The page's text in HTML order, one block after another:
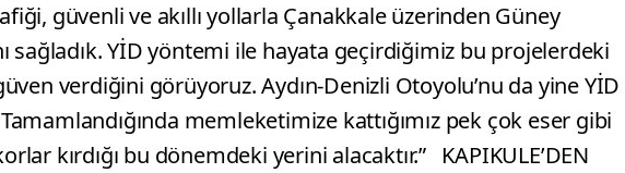
güvenli ve akıllı yollarla Çanakkale üzerinden Güney
sağladık. YİD yöntemi ile hayata geçirdiğimiz bu projelerdeki
güven verdiğini görüyoruz. Aydın-Denizli Otoyolu’nu da yine YİD
memleketimize kattığımız pek çok eser gibi
kırdığı bu dönemdeki yerini alacaktır.” KAPIKULE’DEN